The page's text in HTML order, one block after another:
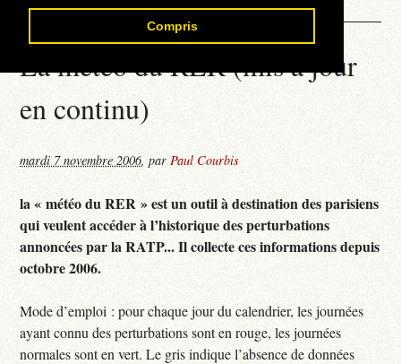
Compris
La météo du RER (mis à jour
en continu)
mardi 7 novembre 2006,parPaul Courbis
la « météo du RER » est un outil à destination des parisiens
qui veulent accéder à l’historique des perturbations
annoncées par la RATP... Il collecte ces informations depuis
octobre 2006.
Mode d’emploi : pour chaque jour du calendrier, les journées
ayant connu des perturbations sont en rouge, les journées
normales sont en vert. Le gris indique l’absence de données